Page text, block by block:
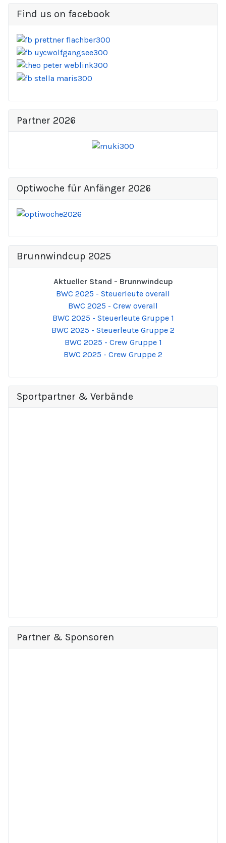
Find us on facebook
Partner 2026
Optiwoche für Anfänger 2026
Brunnwindcup 2025
Aktueller Stand - Brunnwindcup
BWC 2025 - Steuerleute overall
BWC 2025 - Crew overall
BWC 2025 - Steuerleute Gruppe 1
BWC 2025 - Steuerleute Gruppe 2
BWC 2025 - Crew Gruppe 1
BWC 2025 - Crew Gruppe 2
Sportpartner & Verbände
Partner & Sponsoren